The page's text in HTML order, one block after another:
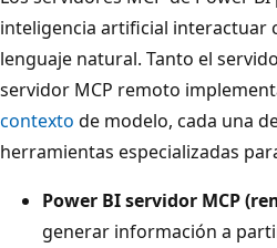
inteligencia artificial interactuar
lenguaje natural. Tanto el
servidor MCP remoto
contexto de modelo, cada una
herramientas especializadas
Power BI servidor MCP
generar información a